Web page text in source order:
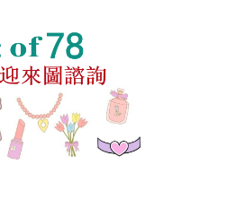
.好質量是您的需求好品味是您該追求!!